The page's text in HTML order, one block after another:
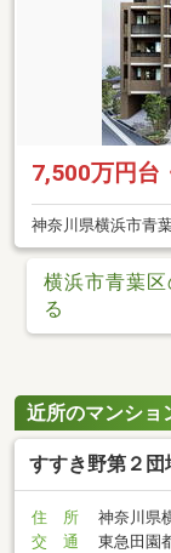
7,500万円台
神奈川県横浜市青
横浜市青葉区
る
近所のマンショ
すすき野第２
住 所
神奈川県
交 通
東急田園